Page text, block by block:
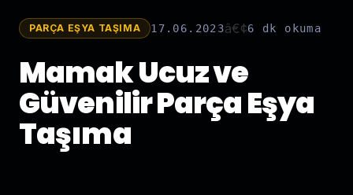
PARÇA EŞYA TAŞIMA 17.06.2023â€¢6 dk okuma
Mamak Ucuz ve
Güvenilir Parça Eşya
Taşıma